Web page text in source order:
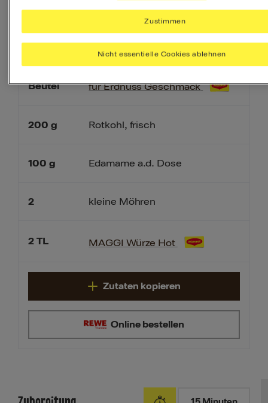
200 g
1
Beutel
200 g
100 g
2
2 TL
Kokosmilch
MAGGI MAGIC ASIA Würzpaste
für Erdnuss Geschmack
Rotkohl, frisch
Edamame a.d. Dose
kleine Möhren
MAGGI Würze Hot
Online bestellen
Zutaten kopieren
Nicht essentielle Cookies ablehnen
Zustimmen